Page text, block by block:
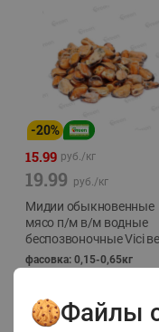
-20%
15.99 руб./кг
19.99 руб./кг
Мидии обыкновенные
мясо п/м в/м водные
беспозвоночные Vici
фасовка: 0,15-0,65кг
Файлы